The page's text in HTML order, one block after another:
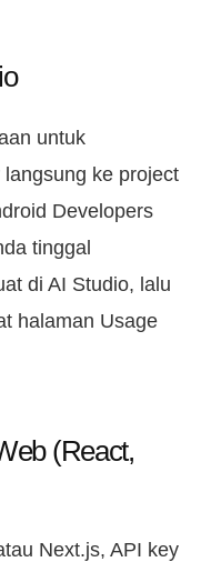
untuk
ke project
Developers
tinggal
di AI Studio, lalu
halaman Usage
(React,
Next.js, API key